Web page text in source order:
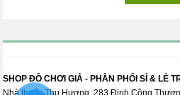
SHOP ĐỒ CHƠI GIẢ - PHÂN PHỐI SỈ & LẺ